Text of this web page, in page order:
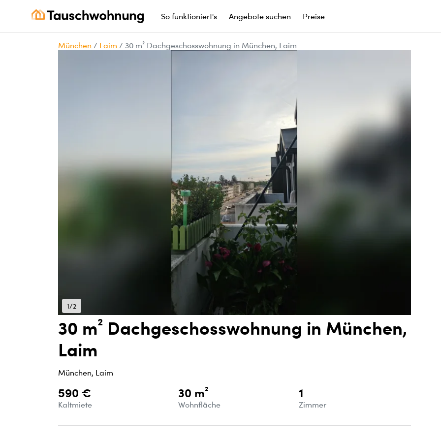
So funktioniert's Angebote suchen Preise
München / Laim / 30 m² Dachgeschosswohnung in München, Laim
1/2
30 m² Dachgeschosswohnung in München,
Laim
München, Laim
590 €
Kaltmiete
30 m²
Wohnfläche
1
Zimmer